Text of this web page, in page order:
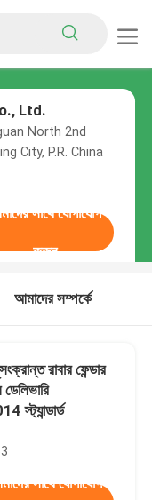
Ltd.
North 2nd
City, P.R. China
সাথে যোগাযোগ
করুন
আমাদের সম্পর্কে
রাবার ফেন্ডার
সাথে যোগাযোগ